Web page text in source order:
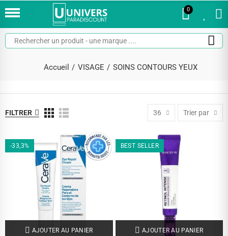
0
Accueil VISAGE SOINS CONTOURS YEUX
FILTRER 36 Trier par
-33,3%
AJOUTER AU PANIER
BEST SELLER
AJOUTER AU PANIER